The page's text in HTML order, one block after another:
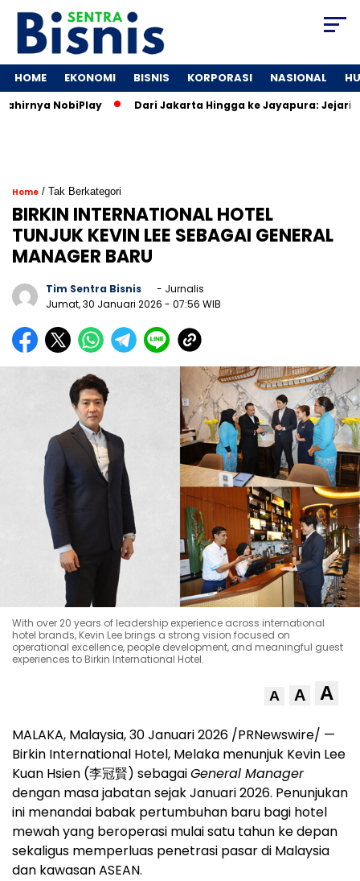
HOME EKONOMI BISNIS KORPORASI NASIONAL
NobiPlay Dari Jakarta Hingga ke Jayapura: Jejaring
Home / Tak Berkategori
BIRKIN INTERNATIONAL HOTEL
TUNJUK KEVIN LEE SEBAGAI GENERAL
MANAGER BARU
Tim Sentra Bisnis
- Jurnalis
Jumat, 30 Januari 2026 - 07:56 WIB
With over 20 years of leadership experience across international
hotel brands, Kevin Lee brings a strong vision focused on
operational excellence, people development, and meaningful guest
experiences to Birkin International Hotel.
A A A
MALAKA, Malaysia, 30 Januari 2026 /PRNewswire/ —
Birkin International Hotel, Melaka menunjuk Kevin Lee
Kuan Hsien (李冠賢) sebagaiGeneral Manager
dengan masa jabatan sejak Januari 2026. Penunjukan
ini menandai babak pertumbuhan baru bagi hotel
mewah yang beroperasi mulai satu tahun ke depan
sekaligus memperluas penetrasi pasar di Malaysia
dan kawasan ASEAN.